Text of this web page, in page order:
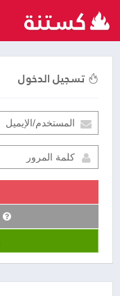
تسجيل الدخول